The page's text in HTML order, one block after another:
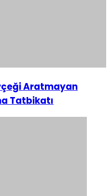
Aratmayan
Tatbikatı